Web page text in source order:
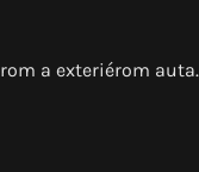
a exteriérom auta.